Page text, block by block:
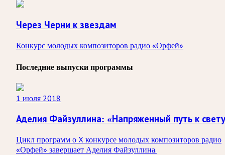
Через Черни к звездам
Конкурс молодых композиторов радио «Орфей»
Последние выпуски программы
1 июля 2018
Аделия Файзуллина: «Напряженный путь к
Цикл программ о X конкурсе молодых композиторов радио
«Орфей» завершает Аделия Файзуллина.